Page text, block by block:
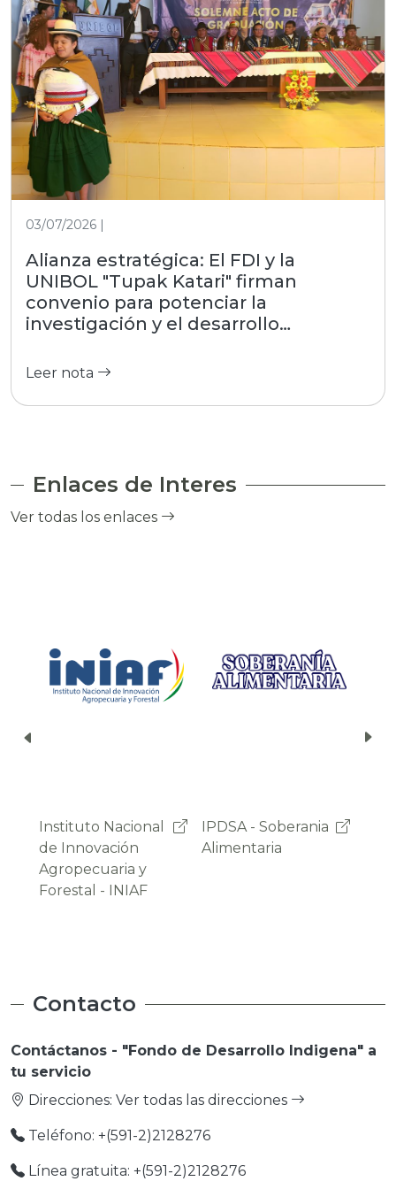
03/07/2026 |
Alianza estratégica: El FDI y la
UNIBOL "Tupak Katari" firman
convenio para potenciar la
investigación y el desarrollo
Leer nota
Enlaces de Interes
Ver todas los enlaces
IPDSA - Soberania
Alimentaria
OAP -
Observatorio
Contacto
Contáctanos - "Fondo de Desarrollo Indigena" a
tu servicio
Direcciones: Ver todas las direcciones
Teléfono: +(591-2)2128276
Línea gratuita: +(591-2)2128276